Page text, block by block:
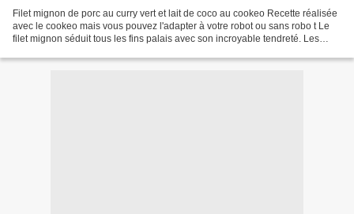
Filet mignon de porc au curry vert et lait de coco au cookeo Recette réalisée
avec le cookeo mais vous pouvez l'adapter à votre robot ou sans robo t Le
filet mignon séduit tous les fins palais avec son incroyable tendreté. Les